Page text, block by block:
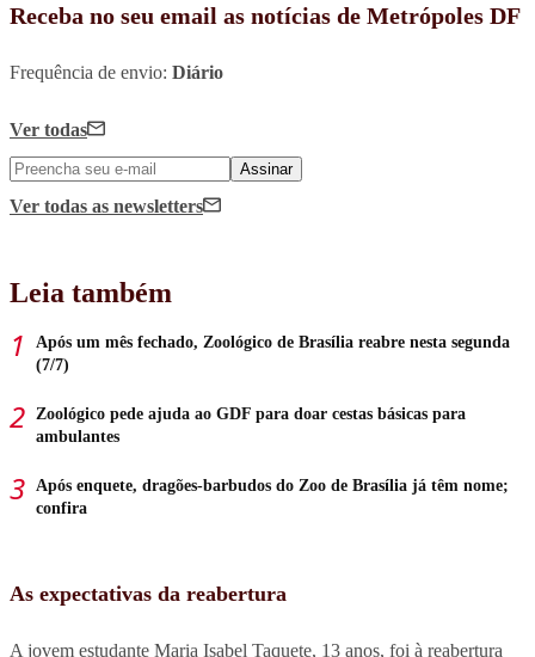
Receba no seu email as notícias de Metrópoles DF
Frequência de envio: Diário
Ver todas
Assinar
Ver todas as newsletters
Leia também
Após um mês fechado, Zoológico de Brasília reabre nesta segunda
(7/7)
Zoológico pede ajuda ao GDF para doar cestas básicas para
ambulantes
Após enquete, dragões-barbudos do Zoo de Brasília já têm nome;
confira
As expectativas da reabertura
A jovem estudante Maria Isabel Taquete, 13 anos, foi à reabertura